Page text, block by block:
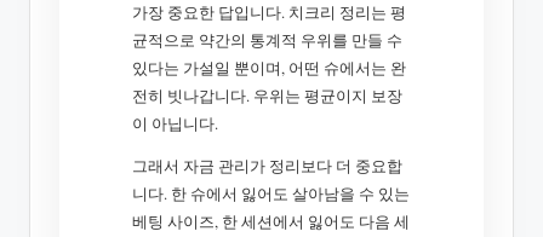
가장 중요한 답입니다. 치크리 정리는 평
균적으로 약간의 통계적 우위를 만들 수
있다는 가설일 뿐이며, 어떤 슈에서는 완
전히 빗나갑니다. 우위는 평균이지 보장
이 아닙니다.
그래서 자금 관리가 정리보다 더 중요합
니다. 한 슈에서 잃어도 살아남을 수 있는
베팅 사이즈, 한 세션에서 잃어도 다음 세